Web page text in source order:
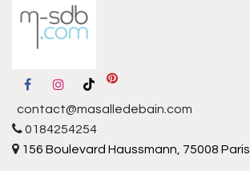
contact@masalledebain.com
0184254254
156 Boulevard Haussmann, 75008 Paris